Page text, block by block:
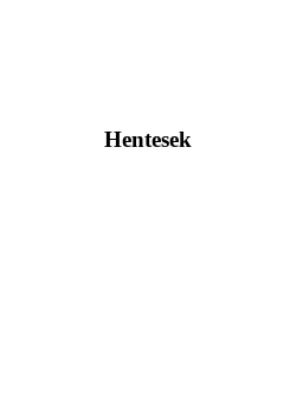
Hentesek